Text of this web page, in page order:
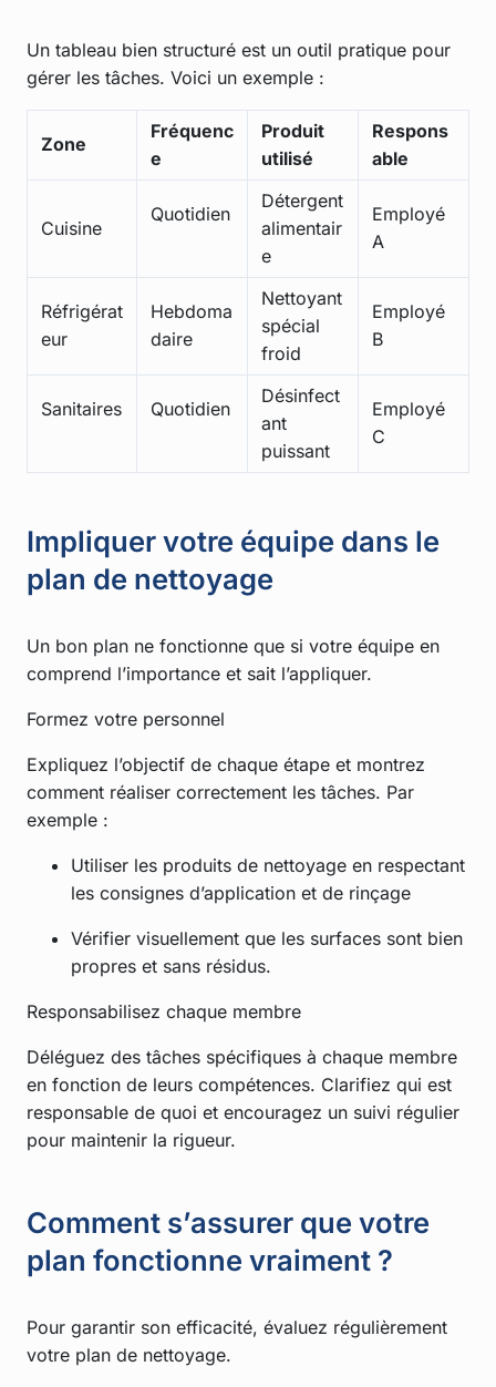
Un tableau bien structuré est un outil pratique pour
gérer les tâches. Voici un exemple :
Zone
Fréquenc
e
Produit
utilisé
Respons
able
Cuisine
Quotidien
Détergent
alimentair
e
Employé
A
Réfrigérat
eur
Hebdoma
daire
Nettoyant
spécial
froid
Employé
B
Sanitaires Quotidien
Désinfect
ant
puissant
Employé
C
Impliquer votre équipe dans le
plan de nettoyage
Un bon plan ne fonctionne que si votre équipe en
comprend l’importance et sait l’appliquer.
Formez votre personnel
Expliquez l’objectif de chaque étape et montrez
comment réaliser correctement les tâches. Par
exemple :
Utiliser les produits de nettoyage en respectant
les consignes d’application et de rinçage
Vérifier visuellement que les surfaces sont bien
propres et sans résidus.
Responsabilisez chaque membre
Déléguez des tâches spécifiques à chaque membre
en fonction de leurs compétences. Clarifiez qui est
responsable de quoi et encouragez un suivi régulier
pour maintenir la rigueur.
Comment s’assurer que votre
plan fonctionne vraiment ?
Pour garantir son efficacité, évaluez régulièrement
votre plan de nettoyage.